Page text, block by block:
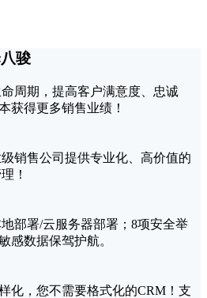
骏
周期，提高客户满意度、忠诚
获得更多销售业绩！
销售公司提供专业化、高价值的
！
部署/云服务器部署；8项安全举
感数据保驾护航。
化，您不需要格式化的CRM！支